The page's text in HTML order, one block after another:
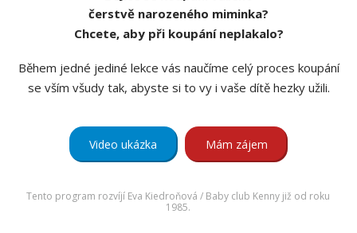
čerstvě narozeného miminka?
Chcete, aby při koupání neplakalo?
Během jedné jediné lekce vás naučíme celý proces koupání
se vším všudy tak, abyste si to vy i vaše dítě hezky užili.
Video ukázka Mám zájem
Tento program rozvíjí Eva Kiedroňová / Baby club Kenny již od roku
1985.